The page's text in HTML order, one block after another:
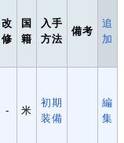
改
修
国
籍
入手
方法
備考
追
加
- 米
初期
装備
編
集